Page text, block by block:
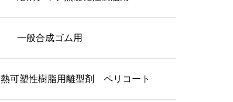
一般合成ゴム用
熱可塑性樹脂用離型剤 ペリコート